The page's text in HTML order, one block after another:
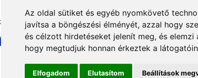
Az oldal sütiket és egyéb nyomkövető
javítsa a böngészési élményét, azzal hogy
és célzott hirdetéseket jelenít meg, és
hogy megtudjuk honnan érkeztek a
Elfogadom Elutasítom Beállítások
módok
Adatkezelési tájékoztató